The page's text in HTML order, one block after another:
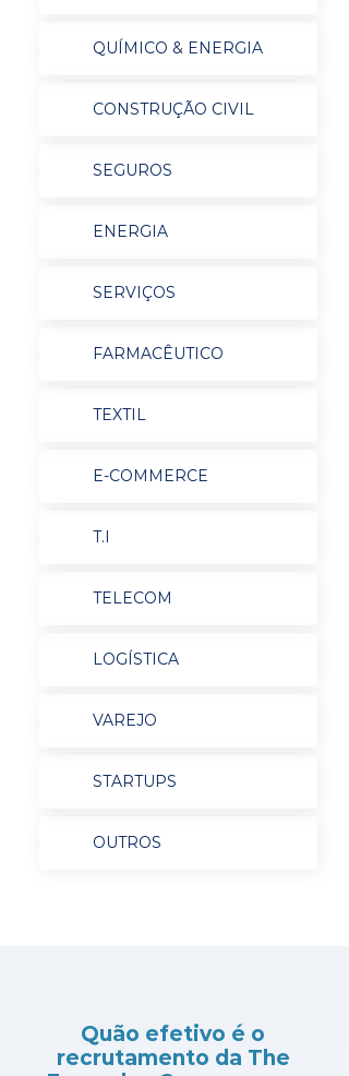
QUÍMICO & ENERGIA
CONSTRUÇÃO CIVIL
SEGUROS
ENERGIA
SERVIÇOS
FARMACÊUTICO
TEXTIL
E-COMMERCE
T.I
TELECOM
LOGÍSTICA
VAREJO
STARTUPS
OUTROS
Quão efetivo é o
recrutamento da The